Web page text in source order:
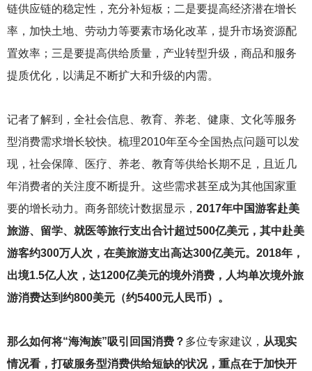
链供应链的稳定性，充分补短板；二是要提高经济潜在增长
率，加快土地、劳动力等要素市场化改革，提升市场资源配
置效率；三是要提高供给质量，产业转型升级，商品和服务
提质优化，以满足不断扩大和升级的内需。
记者了解到，全社会信息、教育、养老、健康、文化等服务
型消费需求增长较快。梳理2010年至今全国热点问题可以发
现，社会保障、医疗、养老、教育等供给长期不足，且近几
年消费者的关注度不断提升。这些需求甚至成为其他国家重
要的增长动力。商务部统计数据显示， 2017年中国游客赴美
旅游、留学、就医等旅行支出合计超过500亿美元，其中赴美
游客约300万人次，在美旅游支出高达300亿美元。2018年，
出境1.5亿人次，达1200亿美元的境外消费，人均单次境外旅
游消费达到约800美元（约5400元人民币）。
那么如何将“海淘族”吸引回国消费？ 多位专家建议， 从现实
情况看，打破服务型消费供给短缺的状况，重点在于加快开